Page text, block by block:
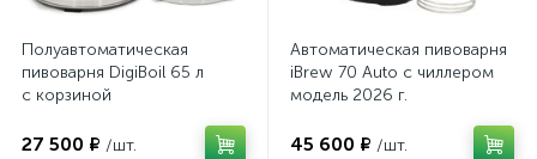
Полуавтоматическая
пивоварня DigiBoil 65 л
с корзиной
27 500 ₽ /шт.
Автоматическая пивоварня
iBrew 70 Auto с чиллером
модель 2026 г.
45 600 ₽ /шт.